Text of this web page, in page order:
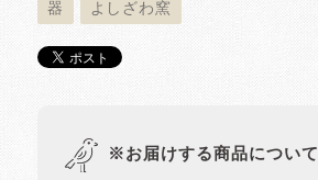
器 よしざわ窯
※お届けする商品について